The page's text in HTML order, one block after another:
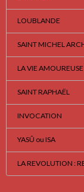
LOUBLANDE
SAINT MICHEL
LA VIE
SAINT RAPHAËL
INVOCATION
YASÛ ou ISA
LA REVOLUTION :